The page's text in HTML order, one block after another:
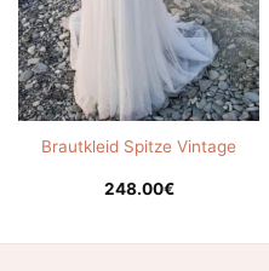
Brautkleid Spitze Vintage
248.00€